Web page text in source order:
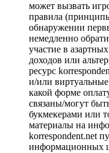
может вызвать
правила
обнаружении
немедленно
участие в
доходов или
ресурс
и/или
какой форме
связаны/могут
букмекерами или
материалы на
korrespondent.net
информационных